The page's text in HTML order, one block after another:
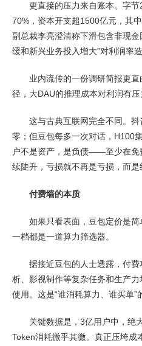
更直接的压力来自账本。字
70%，资本开支超1500亿元，其
副总裁李亮澄清称下滑包含非现
缓和新兴业务投入增大”对利润率
业内流传的一份调研简报更
径，大DAU的推理成本对利润有压
这与古典互联网完全不同。
零；但豆包每多一次对话，H100
户不是资产，是负债——至少在免
续陡升，亏损就不再是亏损，而是
付费墙的本质
如果只看表面，豆包定价是
一档都是一道算力筛选器。
据接近豆包的人士透露，付
析、影视制作等复杂任务和生产
使用。这是“谁消耗算力、谁买单”
关键数据是，3亿用户中，绝
Token消耗微乎其微。真正压垮成